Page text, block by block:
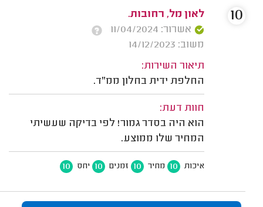
לאון מל, רחובות.
אשרור: 11/04/2024
משוב: 14/12/2023
תיאור השירות:
החלפת ידית בחלון ממ"ד.
חוות דעת:
הוא היה בסדר גמור! לפי בדיקה שעשיתי
המחיר שלו ממוצע.
איכות 10 מחיר 10 זמנים 10 יחס 10
10